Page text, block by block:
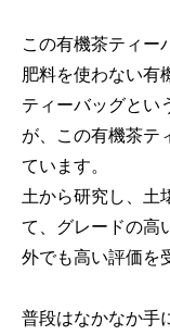
この有機茶ティー
肥料を使わない有
ティーバッグとい
が、この有機茶テ
ています。
土から研究し、土
て、グレードの高
外でも高い評価を
普段はなかなか手